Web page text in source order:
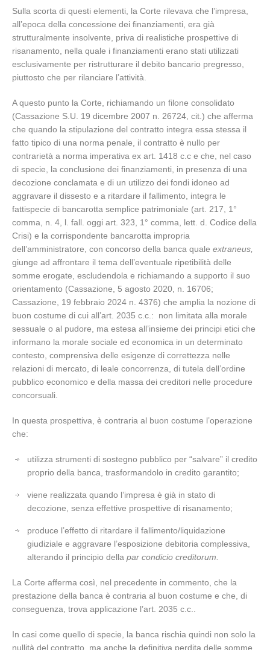
Sulla scorta di questi elementi, la Corte rilevava che l’impresa,
all’epoca della concessione dei finanziamenti, era già
strutturalmente insolvente, priva di realistiche prospettive di
risanamento, nella quale i finanziamenti erano stati utilizzati
esclusivamente per ristrutturare il debito bancario pregresso,
piuttosto che per rilanciare l’attività.
A questo punto la Corte, richiamando un filone consolidato
(Cassazione S.U. 19 dicembre 2007 n. 26724, cit.) che afferma
che quando la stipulazione del contratto integra essa stessa il
fatto tipico di una norma penale, il contratto è nullo per
contrarietà a norma imperativa ex art. 1418 c.c e che, nel caso
di specie, la conclusione dei finanziamenti, in presenza di una
decozione conclamata e di un utilizzo dei fondi idoneo ad
aggravare il dissesto e a ritardare il fallimento, integra le
fattispecie di bancarotta semplice patrimoniale (art. 217, 1°
comma, n. 4, l. fall. oggi art. 323, 1° comma, lett. d. Codice della
Crisi) e la corrispondente bancarotta impropria
dell’amministratore, con concorso della banca quale extraneus,
giunge ad affrontare il tema dell’eventuale ripetibilità delle
somme erogate, escludendola e richiamando a supporto il suo
orientamento (Cassazione, 5 agosto 2020, n. 16706;
Cassazione, 19 febbraio 2024 n. 4376) che amplia la nozione di
buon costume di cui all’art. 2035 c.c.: non limitata alla morale
sessuale o al pudore, ma estesa all’insieme dei principi etici che
informano la morale sociale ed economica in un determinato
contesto, comprensiva delle esigenze di correttezza nelle
relazioni di mercato, di leale concorrenza, di tutela dell’ordine
pubblico economico e della massa dei creditori nelle procedure
concorsuali.
In questa prospettiva, è contraria al buon costume l’operazione
che:
utilizza strumenti di sostegno pubblico per “salvare” il credito
proprio della banca, trasformandolo in credito garantito;
viene realizzata quando l’impresa è già in stato di
decozione, senza effettive prospettive di risanamento;
produce l’effetto di ritardare il fallimento/liquidazione
giudiziale e aggravare l’esposizione debitoria complessiva,
alterando il principio della par condicio creditorum.
La Corte afferma così, nel precedente in commento, che la
prestazione della banca è contraria al buon costume e che, di
conseguenza, trova applicazione l’art. 2035 c.c..
In casi come quello di specie, la banca rischia quindi non solo la
nullità del contratto, ma anche la definitiva perdita delle somme